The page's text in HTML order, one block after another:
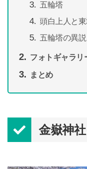
五輪塔
頭白上人と
五輪塔の異説
フォトギャラリ
まとめ
金嶽神